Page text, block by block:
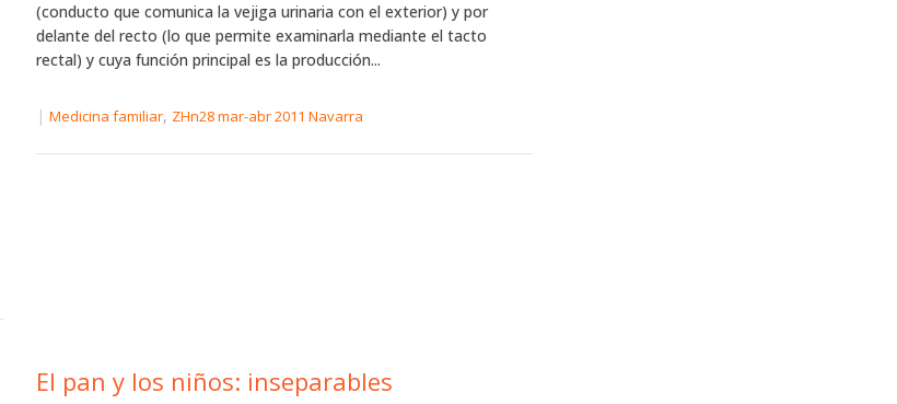
(conducto que comunica la vejiga urinaria con el exterior) y por
delante del recto (lo que permite examinarla mediante el tacto
rectal) y cuya función principal es la producción...
| Medicina familiar, ZHn28 mar-abr 2011 Navarra
El pan y los niños: inseparables